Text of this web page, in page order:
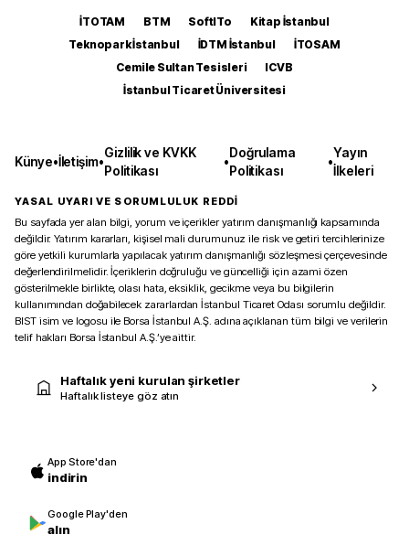
İTOTAM BTM SoftITo
Kitap İstanbul
Teknopark İstanbul
İDTM İstanbul
İTOSAM
Cemile Sultan Tesisleri
ICVB
İstanbul Ticaret Üniversitesi
Künye•İletişim•
Gizlilik ve KVKK
Politikası
•
Doğrulama
Politikası
•
Yayın
İlkeleri
YASAL UYARI VE SORUMLULUK REDDİ
Bu sayfada yer alan bilgi, yorum ve içerikler yatırım danışmanlığı kapsamında
değildir. Yatırım kararları, kişisel mali durumunuz ile risk ve getiri tercihlerinize
göre yetkili kurumlarla yapılacak yatırım danışmanlığı sözleşmesi çerçevesinde
değerlendirilmelidir. İçeriklerin doğruluğu ve güncelliği için azami özen
gösterilmekle birlikte, olası hata, eksiklik, gecikme veya bu bilgilerin
kullanımından doğabilecek zararlardan İstanbul Ticaret Odası sorumlu değildir.
BIST isim ve logosu ile Borsa İstanbul A.Ş. adına açıklanan tüm bilgi ve verilerin
telif hakları Borsa İstanbul A.Ş.’ye aittir.
Haftalık yeni kurulan şirketler
Haftalık listeye göz atın
App Store'dan
indirin
Google Play'den
alın